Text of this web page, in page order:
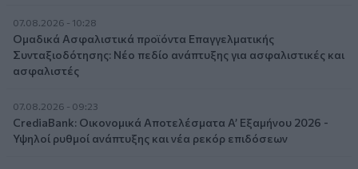
07.08.2026 - 10:28
Ομαδικά Ασφαλιστικά προϊόντα Επαγγελματικής
Συνταξιοδότησης: Νέο πεδίο ανάπτυξης για ασφαλιστικές και
ασφαλιστές
07.08.2026 - 09:23
CrediaBank: Οικονομικά Αποτελέσματα A’ Εξαμήνου 2026 -
Υψηλοί ρυθμοί ανάπτυξης και νέα ρεκόρ επιδόσεων